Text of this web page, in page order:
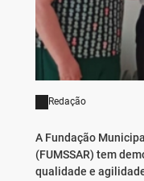
Redação
A Fundação
(FUMSSAR) tem
qualidade e